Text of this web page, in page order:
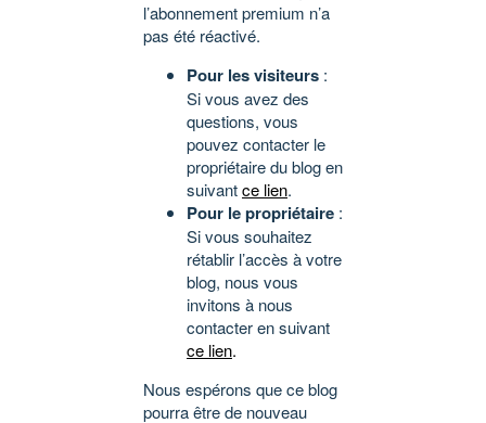
l’abonnement premium n’a
pas été réactivé.
Pour les visiteurs :
Si vous avez des
questions, vous
pouvez contacter le
propriétaire du blog en
suivantce lien.
Pour le propriétaire :
Si vous souhaitez
rétablir l’accès à votre
blog, nous vous
invitons à nous
contacter en suivant
ce lien.
Nous espérons que ce blog
pourra être de nouveau